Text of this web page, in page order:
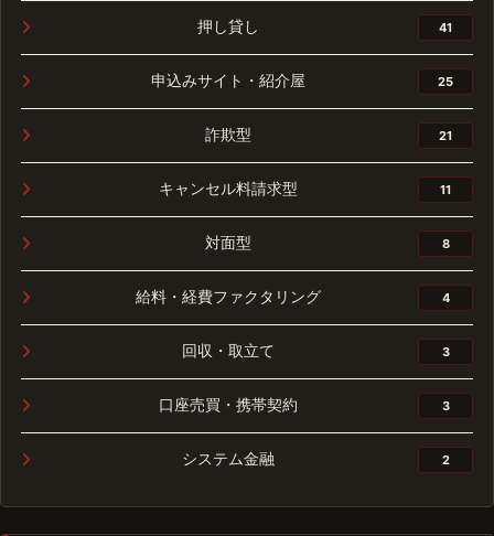
押し貸し 41
申込みサイト・紹介屋 25
詐欺型 21
キャンセル料請求型 11
対面型 8
給料・経費ファクタリング 4
回収・取立て 3
口座売買・携帯契約 3
システム金融 2